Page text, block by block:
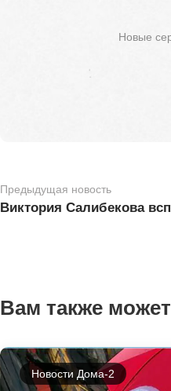
Новые
Предыдущая новость
Виктория Салибекова
Вам также
Новости Дома-2